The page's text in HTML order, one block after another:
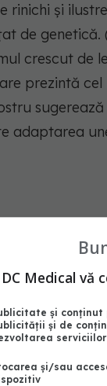
rinichi și
de genetică.
crescut de
prezintă
adaptarea
DC Medical vă
și conținut
și de
serviciilor
și/sau